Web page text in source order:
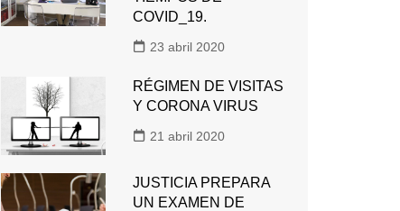
COVID_19.
23 abril 2020
RÉGIMEN DE VISITAS
Y CORONA VIRUS
21 abril 2020
JUSTICIA PREPARA
UN EXAMEN DE